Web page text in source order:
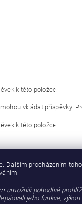
k této položce.
vkládat příspěvky.
k této položce.
Dalším procházením
umožnili pohodlné
jeho funkce, výkon